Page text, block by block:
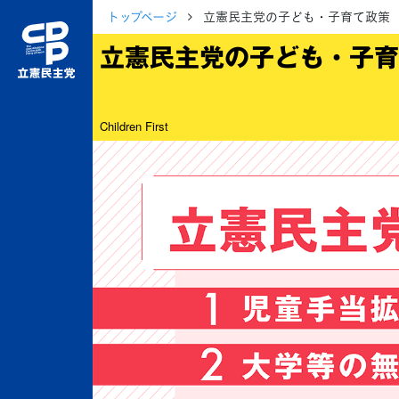
トップページ 立憲民主党の子ども・子育て政策
立憲民主党の子ども・子
Children First